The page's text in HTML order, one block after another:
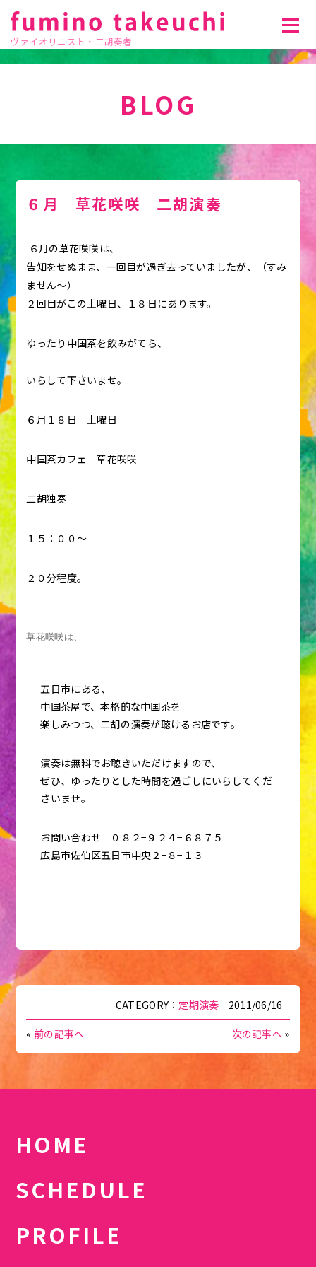
ヴァイオリニスト・二胡奏者
BLOG
６月 草花咲咲 二胡演奏
６月の草花咲咲は、
告知をせぬまま、一回目が過ぎ去っていましたが、（すみ
ません〜）
２回目がこの土曜日、１８日にあります。
ゆったり中国茶を飲みがてら、
いらして下さいませ。
６月１８日 土曜日
中国茶カフェ 草花咲咲
二胡独奏
１５：００〜
２０分程度。
草花咲咲は、
五日市にある、
中国茶屋で、本格的な中国茶を
楽しみつつ、二胡の演奏が聴けるお店です。
演奏は無料でお聴きいただけますので、
ぜひ、ゆったりとした時間を過ごしにいらしてくだ
さいませ。
お問い合わせ ０８２−９２４−６８７５
広島市佐伯区五日市中央２−８−１３
CATEGORY： 定期演奏 2011/06/16
« 前の記事へ 次の記事へ »
HOME
SCHEDULE
PROFILE